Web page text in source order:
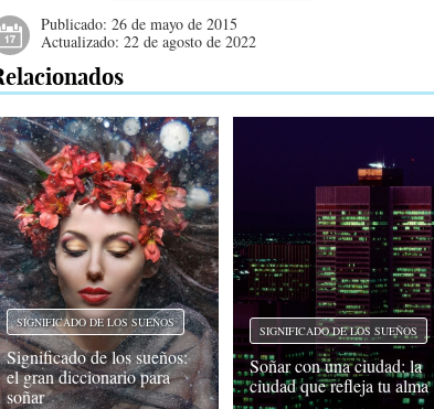
Publicado:26 de mayo de 2015
Actualizado:22 de agosto de 2022
SIGNIFICADO DE LOS SUEÑOS
Significado de los sueños:
el gran diccionario para
soñar
SIGNIFICADO DE LOS SUEÑOS
Soñar con una ciudad: la
ciudad que refleja tu alma